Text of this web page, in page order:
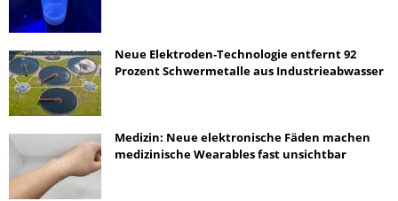
Neue Elektroden-Technologie entfernt 92
Prozent Schwermetalle aus Industrieabwasser
Medizin: Neue elektronische Fäden machen
medizinische Wearables fast unsichtbar